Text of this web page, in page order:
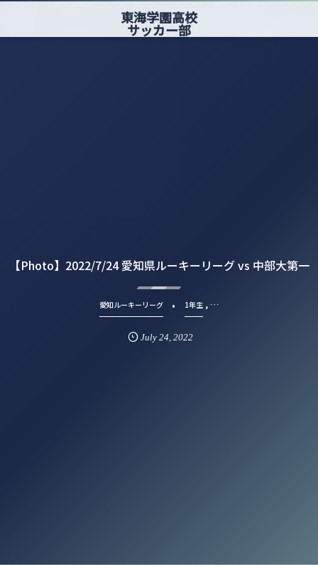
東海学園高校
サッカー部
【Photo】2022/7/24 愛知県ルーキーリーグ vs 中部大第一
愛知ルーキーリーグ 1年生, …
July 24, 2022